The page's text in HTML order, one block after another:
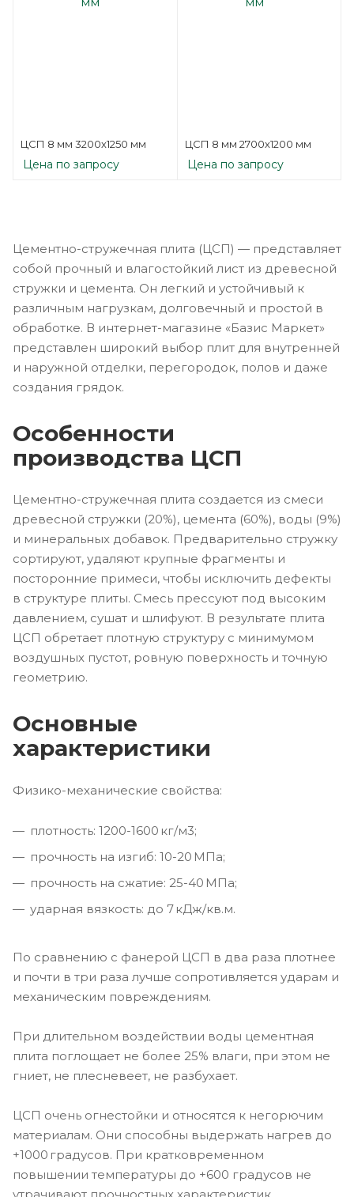
ЦСП 8 мм 3200х1250 мм
Цена по запросу
ЦСП 8 мм 2700х1200 мм
Цена по запросу
Цементно-стружечная плита (ЦСП) — представляет
собой прочный и влагостойкий лист из древесной
стружки и цемента. Он легкий и устойчивый к
различным нагрузкам, долговечный и простой в
обработке. В интернет-магазине «Базис Маркет»
представлен широкий выбор плит для внутренней
и наружной отделки, перегородок, полов и даже
создания грядок.
Особенности
производства ЦСП
Цементно-стружечная плита создается из смеси
древесной стружки (20%), цемента (60%), воды (9%)
и минеральных добавок. Предварительно стружку
сортируют, удаляют крупные фрагменты и
посторонние примеси, чтобы исключить дефекты
в структуре плиты. Смесь прессуют под высоким
давлением, сушат и шлифуют. В результате плита
ЦСП обретает плотную структуру с минимумом
воздушных пустот, ровную поверхность и точную
геометрию.
Основные
характеристики
Физико-механические свойства:
плотность: 1200-1600 кг/м3;
прочность на изгиб: 10-20 МПа;
прочность на сжатие: 25-40 МПа;
ударная вязкость: до 7 кДж/кв.м.
По сравнению с фанерой ЦСП в два раза плотнее
и почти в три раза лучше сопротивляется ударам и
механическим повреждениям.
При длительном воздействии воды цементная
плита поглощает не более 25% влаги, при этом не
гниет, не плесневеет, не разбухает.
ЦСП очень огнестойки и относятся к негорючим
материалам. Они способны выдержать нагрев до
+1000 градусов. При кратковременном
повышении температуры до +600 градусов не